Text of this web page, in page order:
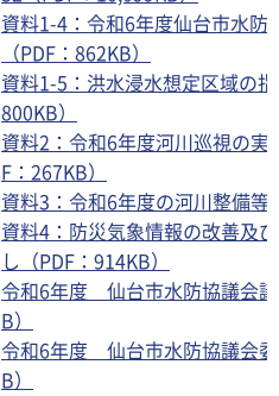
資料1-4：令和6年度仙台市水防
（PDF：862KB）
資料1-5：洪水浸水想定区域の
800KB）
資料2：令和6年度河川巡視の実
F：267KB）
資料3：令和6年度の河川整備等
資料4：防災気象情報の改善及
し（PDF：914KB）
令和6年度 仙台市水防協議会
B）
令和6年度 仙台市水防協議会
B）